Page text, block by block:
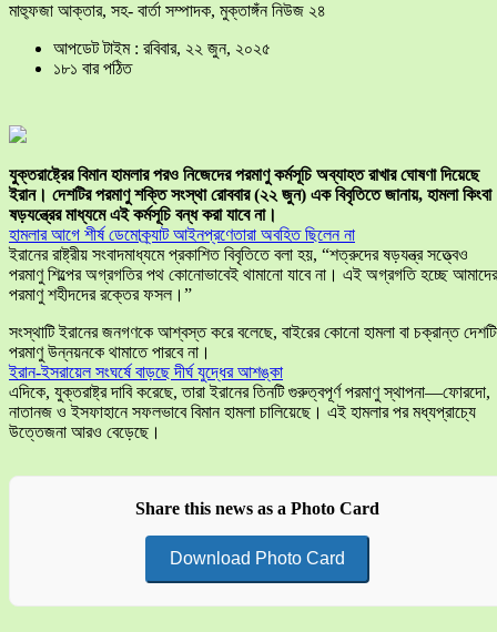
মাহ্ফুজা আক্তার, সহ- বার্তা সম্পাদক, মুক্তাঙ্গঁন নিউজ ২৪
আপডেট টাইম : রবিবার, ২২ জুন, ২০২৫
১৮১ বার পঠিত
যুক্তরাষ্ট্রের বিমান হামলার পরও নিজেদের পরমাণু কর্মসূচি অব্যাহত রাখার ঘোষণা দিয়েছে
ইরান। দেশটির পরমাণু শক্তি সংস্থা রোববার (২২ জুন) এক বিবৃতিতে জানায়, হামলা কিংবা
ষড়যন্ত্রের মাধ্যমে এই কর্মসূচি বন্ধ করা যাবে না।
হামলার আগে শীর্ষ ডেমোক্র্যাট আইনপ্রণেতারা অবহিত ছিলেন না
ইরানের রাষ্ট্রীয় সংবাদমাধ্যমে প্রকাশিত বিবৃতিতে বলা হয়, “শত্রুদের ষড়যন্ত্র সত্ত্বেও
পরমাণু শিল্পের অগ্রগতির পথ কোনোভাবেই থামানো যাবে না। এই অগ্রগতি হচ্ছে আমাদের
পরমাণু শহীদদের রক্তের ফসল।”
সংস্থাটি ইরানের জনগণকে আশ্বস্ত করে বলেছে, বাইরের কোনো হামলা বা চক্রান্ত
পরমাণু উন্নয়নকে থামাতে পারবে না।
ইরান-ইসরায়েল সংঘর্ষে বাড়ছে দীর্ঘ যুদ্ধের আশঙ্কা
এদিকে, যুক্তরাষ্ট্র দাবি করেছে, তারা ইরানের তিনটি গুরুত্বপূর্ণ পরমাণু স্থাপনা—ফোরদো,
নাতানজ ও ইসফাহানে সফলভাবে বিমান হামলা চালিয়েছে। এই হামলার পর মধ্যপ্রাচ্যে
উত্তেজনা আরও বেড়েছে।
Share this news as a Photo Card
Download Photo Card